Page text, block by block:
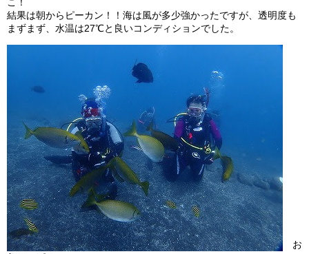
イベント
お客様の声
結果は朝からピーカン！！海は風が多少強かったですが、透明度も
まずまず、水温は27℃と良いコンディションでした。
お